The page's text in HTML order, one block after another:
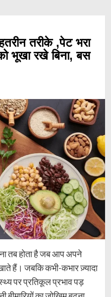
तरीके ,पेट भरा
भूखा रखे बिना, बस
तब होता है जब आप अपने
हैं। जबकि कभी-कभार ज़्यादा
पर प्रतिकूल प्रभाव पड़